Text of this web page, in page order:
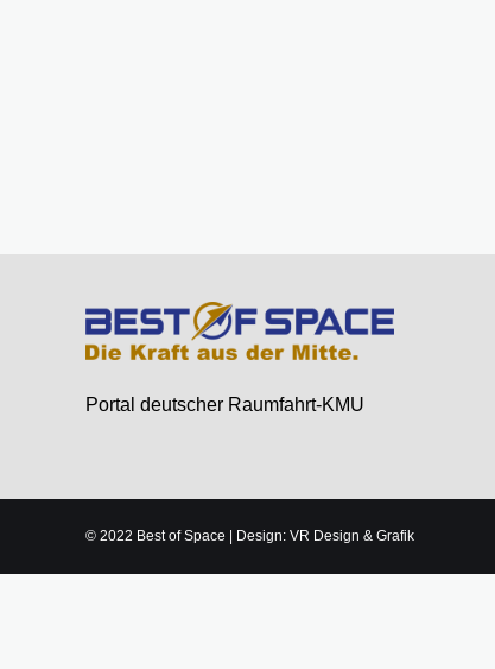
Portal deutscher Raumfahrt-KMU
© 2022 Best of Space | Design: VR Design & Grafik